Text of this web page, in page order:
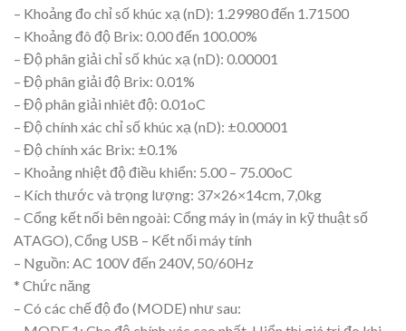
– Khoảng đo chỉ số khúc xạ (nD): 1.29980 đến 1.71500
– Khoảng đô độ Brix: 0.00 đến 100.00%
– Độ phân giải chỉ số khúc xạ (nD): 0.00001
– Độ phân giải độ Brix: 0.01%
– Độ phân giải nhiêt độ: 0.01oC
– Độ chính xác chỉ số khúc xạ (nD): ±0.00001
– Độ chính xác Brix: ±0.1%
– Khoảng nhiệt độ điều khiển: 5.00 – 75.00oC
– Kích thước và trọng lượng: 37×26×14cm, 7,0kg
– Cổng kết nối bên ngoài: Cổng máy in (máy in kỹ thuật số
ATAGO), Cổng USB – Kết nối máy tính
– Nguồn: AC 100V đến 240V, 50/60Hz
* Chức năng
– Có các chế độ đo (MODE) như sau: